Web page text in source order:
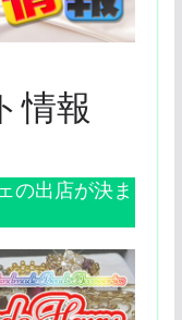
情報
の出店が決ま